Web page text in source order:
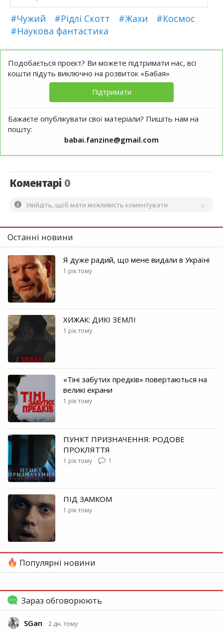
#Чужий #Рідлі Скотт #Жахи
#Космос
#Наукова фантастика
Подобається проєкт? Ви можете підтримати нас, всі
кошти підуть виключно на розвиток «Бабая»
Підтримати
Бажаєте опублікувати свої матеріали? Пишіть нам на
пошту:
babai.fanzine@gmail.com
Коментарі 0
Увійдіть, щоб мати можливість коментувати
Останні новини
Я дуже радий, що мене видали в Україні
1 рік тому
ХИЖАК: ДИКІ ЗЕМЛІ
1 рік тому
«Тіні забутих предків» повертаються на
великі екрани
1 рік тому
ПУНКТ ПРИЗНАЧЕННЯ: РОДОВЕ
ПРОКЛЯТТЯ
1 рік тому 1
ПІД ЗАМКОМ
1 рік тому
Популярні новини
Зараз обговорюють
SGan 2 дн. тому